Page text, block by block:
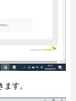
す。